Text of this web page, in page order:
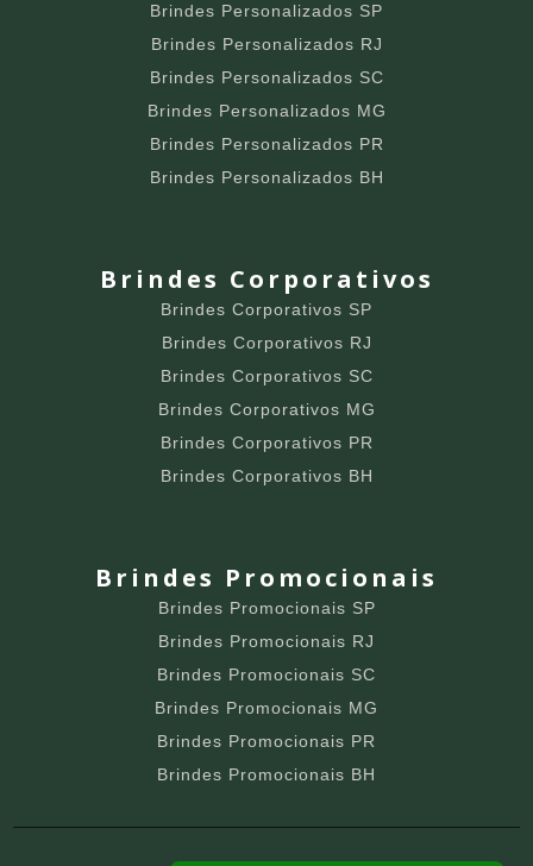
Brindes Personalizados SP
Brindes Personalizados RJ
Brindes Personalizados SC
Brindes Personalizados MG
Brindes Personalizados PR
Brindes Personalizados BH
Brindes Corporativos
Brindes Corporativos SP
Brindes Corporativos RJ
Brindes Corporativos SC
Brindes Corporativos MG
Brindes Corporativos PR
Brindes Corporativos BH
Brindes Promocionais
Brindes Promocionais SP
Brindes Promocionais RJ
Brindes Promocionais SC
Brindes Promocionais MG
Brindes Promocionais PR
Brindes Promocionais BH